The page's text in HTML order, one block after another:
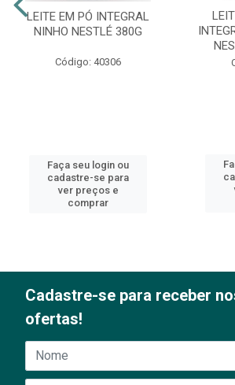
LEITE EM PÓ INTEGRAL
NINHO NESTLÉ 380G
Código: 40306
Faça seu login ou
cadastre-se para
ver preços e
comprar
Cadastre-se para receber
ofertas!